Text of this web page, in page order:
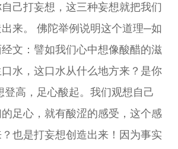
己打妄想，这三种妄想就把我们
来。 佛陀举例说明这个道理─如
文：譬如我们心中想像酸醋的滋
水，这口水从什么地方来？是你
登高，足心酸起。我们观想自己
足心，就有酸涩的感受，这个感
也是打妄想创造出来！因为事实